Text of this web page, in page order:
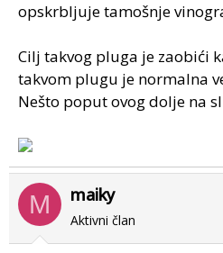
opskrbljuje tamošnje
Cilj takvog pluga je zaobići
takvom plugu je normalna
Nešto poput ovog dolje na
M maiky
Aktivni član